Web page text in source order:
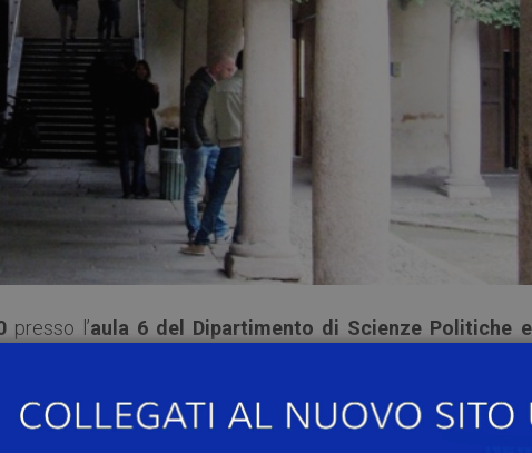
presso l’aula 6 del Dipartimento di Scienze Politiche e
obiettivi e attori